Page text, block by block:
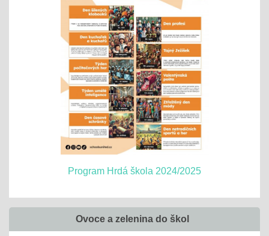
Program Hrdá škola 2024/2025
Ovoce a zelenina do škol